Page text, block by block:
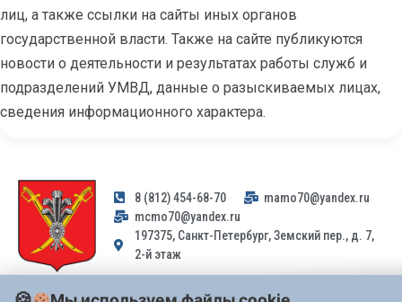
лиц, а также ссылки на сайты иных органов
государственной власти. Также на сайте публикуются
новости о деятельности и результатах работы служб и
подразделений УМВД, данные о разыскиваемых лицах,
сведения информационного характера.
8 (812) 454-68-70
mamo70@yandex.ru
mcmo70@yandex.ru
197375, Санкт-Петербург, Земский пер., д. 7,
2-й этаж